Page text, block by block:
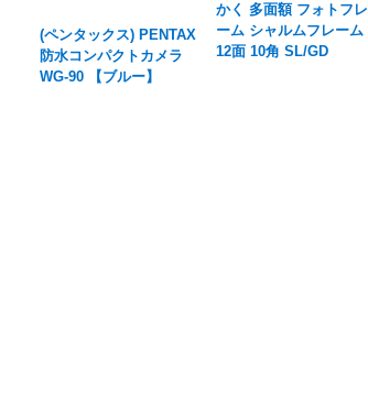
(ペンタックス) PENTAX
防水コンパクトカメラ
WG-90 【ブルー】
かく 多面額 フォトフレ
ーム シャルムフレーム
12面 10角 SL/GD